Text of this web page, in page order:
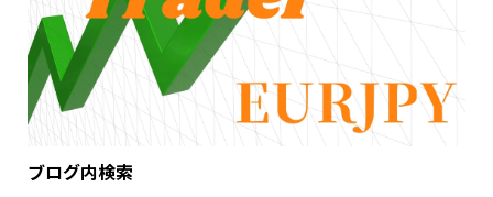
ブログ内検索